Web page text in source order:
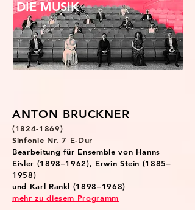
DIE MUSIK
ANTON BRUCKNER
(1824-1869)
Sinfonie Nr. 7 E-Dur
Bearbeitung für Ensemble von Hanns
Eisler (1898–1962), Erwin Stein (1885–
1958)
und Karl Rankl (1898–1968)
mehr zu diesem Programm